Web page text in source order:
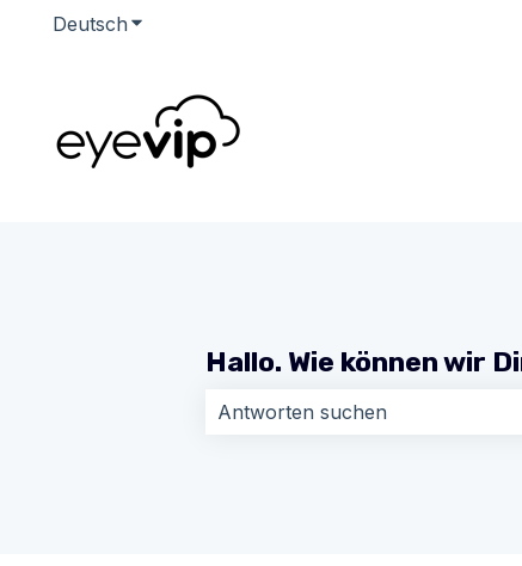
Deutsch Untermenü für Übersetzungen anzeigen
Hallo. Wie können wir